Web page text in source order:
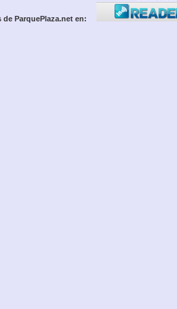
de ParquePlaza.net en: